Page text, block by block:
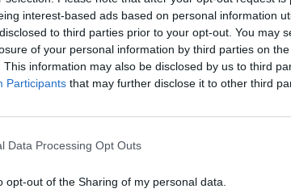
interest-based ads based on personal information
to third parties prior to your opt-out. You may
of your personal information by third parties on the
This information may also be disclosed by us to third
Participants that may further disclose it to other third
Data Processing Opt Outs
opt-out of the Sharing of my personal data.
zijn de duels te zien
blijft cruciaal
Europese geschiedenis
begint in de basis bij FC Barcelona
Abdellah Ouazane met Lionel Messi